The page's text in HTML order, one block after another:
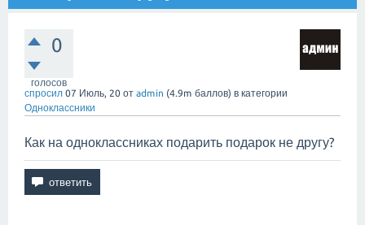
0
голосов
спросил 07 Июль, 20 от admin (4.9m баллов) в категории
Одноклассники
Как на одноклассниках подарить подарок не другу?